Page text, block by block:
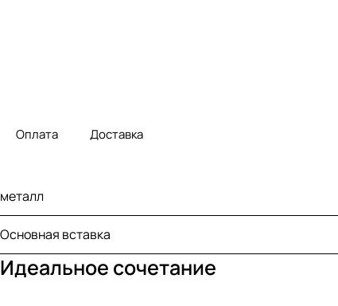
Оплата Доставка
металл
Основная вставка
Идеальное сочетание